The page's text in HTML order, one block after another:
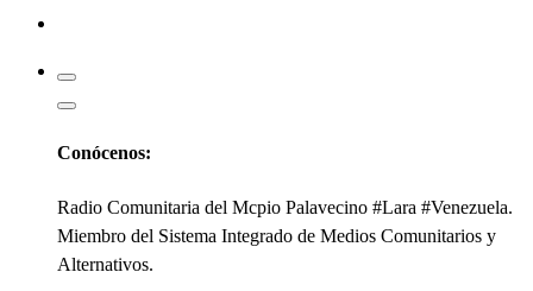
Kabudari
Conócenos:
Radio Comunitaria del Mcpio Palavecino #Lara #Venezuela.
Miembro del Sistema Integrado de Medios Comunitarios y
Alternativos.